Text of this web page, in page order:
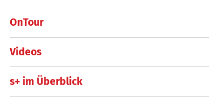
OnTour
Videos
s+ im Überblick